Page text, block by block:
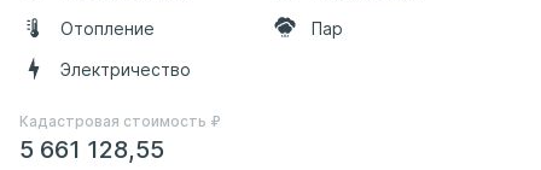
Отопление
Пар
Электричество
Кадастровая стоимость ₽
5 661 128,55